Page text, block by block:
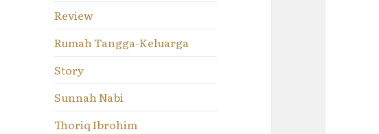
Review
Rumah Tangga-Keluarga
Story
Sunnah Nabi
Thoriq Ibrohim